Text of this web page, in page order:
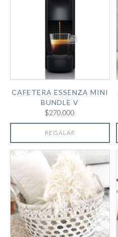
CAFETERA ESSENZA MINI
BUNDLE V
$270.000
REGALAR